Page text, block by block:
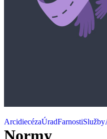
ArcidiecézaÚradFarnostiSlužby